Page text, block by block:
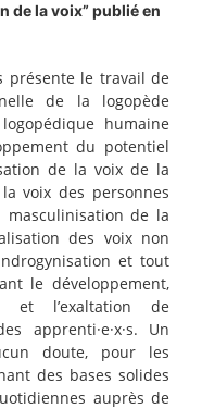
de la voix” publié en
présente le travail de
de la logopède
humaine
du potentiel
de la voix de la
voix des personnes
de la
des voix non
et tout
le développement,
et l’exaltation de
apprenti·e·x·s. Un
doute, pour les
des bases solides
auprès de